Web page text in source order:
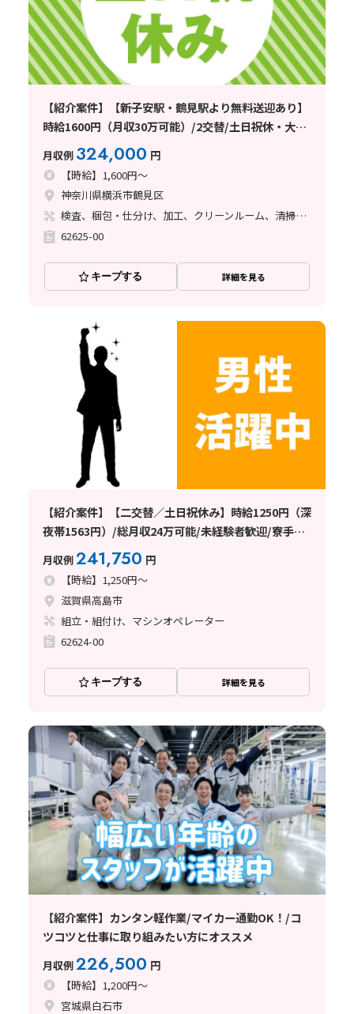
【紹介案件】【新子安駅・鶴見駅より無料送迎あり】
時給1600円（月収30万可能）/2交替/土日祝休・大型
月収例 324,000 円
【時給】1,600円～
神奈川県横浜市鶴見区
検査、梱包・仕分け、加工、クリーンルーム、清掃・洗浄
62625-00
キープする 詳細を見る
【紹介案件】【二交替／土日祝休み】時給1250円（深
夜帯1563円）/総月収24万可能/未経験者歓迎/寮手配
月収例241,750 円
【時給】1,250円～
滋賀県高島市
組立・組付け、マシンオペレーター
62624-00
キープする 詳細を見る
【紹介案件】カンタン軽作業/マイカー通勤OK！/コ
ツコツと仕事に取り組みたい方にオススメ
月収例226,500 円
【時給】1,200円～
宮城県白石市